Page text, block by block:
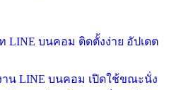
LINE บนคอม ติดตั้งง่าย อัปเดต
าน LINE บนคอม เปิดใช้ขณะนั่ง